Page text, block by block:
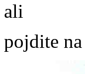
ali
pojdite na